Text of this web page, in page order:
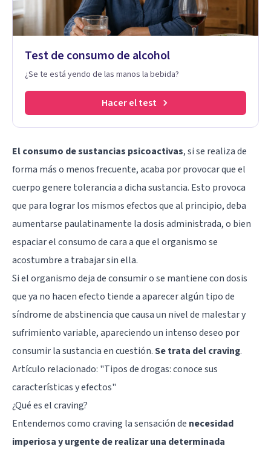
Test de consumo de alcohol
¿Se te está yendo de las manos la bebida?
Hacer el test
El consumo de sustancias psicoactivas, si se realiza de
forma más o menos frecuente, acaba por provocar que el
cuerpo genere tolerancia a dicha sustancia. Esto provoca
que para lograr los mismos efectos que al principio, deba
aumentarse paulatinamente la dosis administrada, o bien
espaciar el consumo de cara a que el organismo se
acostumbre a trabajar sin ella.
Si el organismo deja de consumir o se mantiene con dosis
que ya no hacen efecto tiende a aparecer algún tipo de
síndrome de abstinencia que causa un nivel de malestar y
sufrimiento variable, apareciendo un intenso deseo por
consumir la sustancia en cuestión.Se trata del craving.
Artículo relacionado: "Tipos de drogas: conoce sus
características y efectos"
¿Qué es el craving?
Entendemos como craving la sensación de necesidad
imperiosa y urgente de realizar una determinada